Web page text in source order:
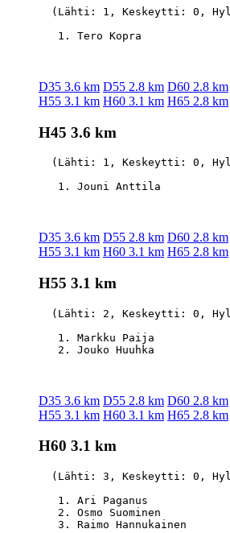
(Lähti: 1, Keskeytti: 0,
D35 3.6 km D55 2.8 km D60 2.8 km
H55 3.1 km H60 3.1 km H65 2.8 km
H45 3.6 km
(Lähti: 1, Keskeytti: 0,
D35 3.6 km D55 2.8 km D60 2.8 km
H55 3.1 km H60 3.1 km H65 2.8 km
H55 3.1 km
(Lähti: 2, Keskeytti: 0,
1. Markku Paija
D35 3.6 km D55 2.8 km D60 2.8 km
H55 3.1 km H60 3.1 km H65 2.8 km
H60 3.1 km
(Lähti: 3, Keskeytti: 0,
1. Ari Paganus
2. Osmo Suominen